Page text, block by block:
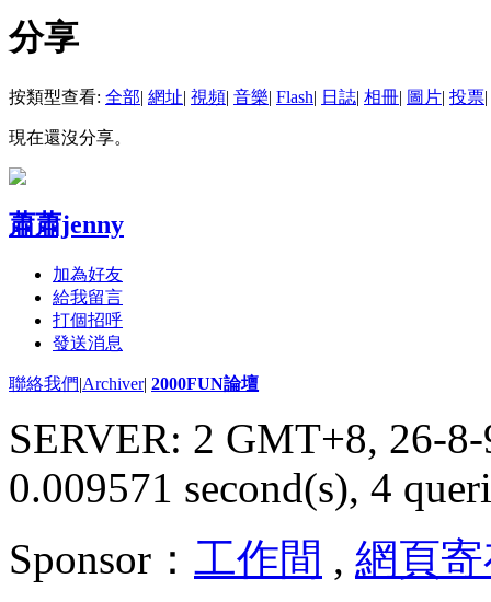
分享
按類型查看: 全部| 網址| 視頻| 音樂| Flash| 日誌| 相冊| 圖片| 投票|
現在還沒分享。
蕭蕭jenny
加為好友
給我留言
打個招呼
發送消息
聯絡我們|Archiver| 2000FUN論壇
SERVER: 2 GMT+8, 26-
0.009571 second(s), 4
Sponsor： 工作間 , 網頁